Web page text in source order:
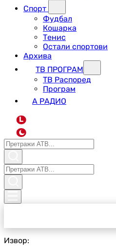
Спорт
Фудбал
Кошарка
Тенис
Остали спортови
Архива
ТВ ПРОГРАМ
ТВ Распоред
Програм
А РАДИО
L
Извор: